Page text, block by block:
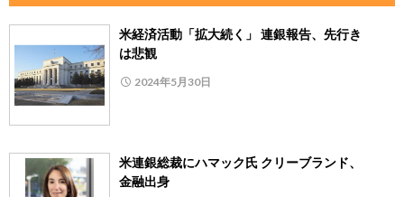
米経済活動「拡大続く」 連銀報告、先行き
は悲観
2024年5月30日
米連銀総裁にハマック氏 クリーブランド、
金融出身